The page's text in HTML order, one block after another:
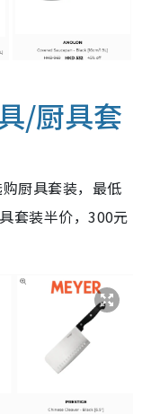
/厨具套
厨具套装，最低
套装半价，300元